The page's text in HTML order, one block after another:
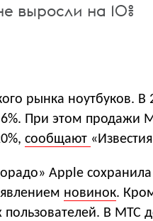
выросли на 10%
рынка ноутбуков. В
При этом продажи
сообщают
Apple
новинок.
В МТС